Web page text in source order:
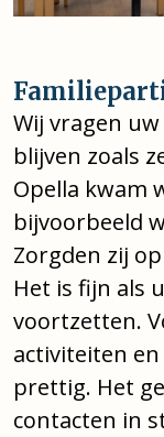
Wij vragen
blijven zoals
Opella kwam
bijvoorbeeld
Zorgden zij
Het is fijn als
voortzetten.
activiteiten
prettig. Het
contacten in